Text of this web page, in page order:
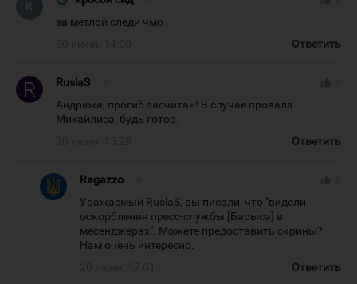
за метлой следи чмо .
Ответить
RuslaS
Андрюха, прогиб засчитан! В случае провала
Михайлиса, будь готов.
Ответить
Ragazzo
Уважаемый RuslaS, вы писали, что "видели
оскорбления пресс-службы [Барыса] в
месенджерах". Можете предоставить скрины?
Нам очень интересно.
Ответить